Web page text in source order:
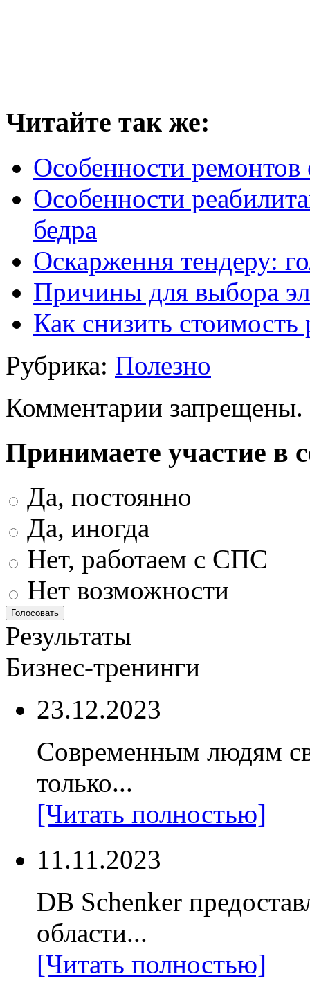
Читайте так же:
Особенности
Особенности
бедра
Оскарження тендеру:
Причины для выбора
Как снизить
Рубрика: Полезно
Комментарии запрещены.
Принимаете участие в
Да, постоянно
Да, иногда
Нет, работаем с СПС
Нет возможности
Результаты
Бизнес-тренинги
23.12.2023
Современным людям
только...
[Читать полностью]
11.11.2023
DB Schenker
области...
[Читать полностью]